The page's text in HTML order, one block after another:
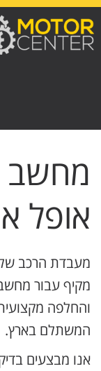
מחשב
אופל
מעבדת הרכב
מקיף עבור מחשב
והחלפה
המשתלם בארץ.
אנו מבצעים